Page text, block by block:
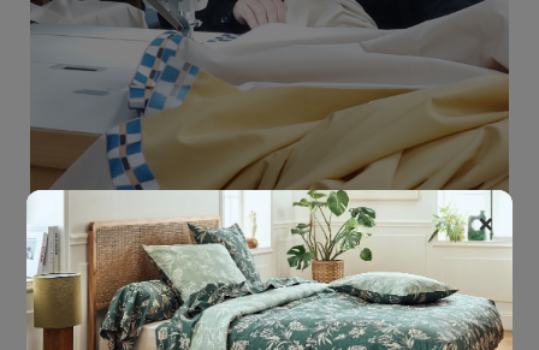
L’écologie
Le linge de maison françaisa un impact positif sur notre
planète.
×